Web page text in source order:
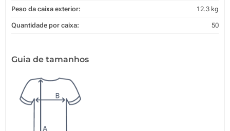
Peso da caixa exterior: 12.3 kg
Quantidade por caixa: 50
Guia de tamanhos